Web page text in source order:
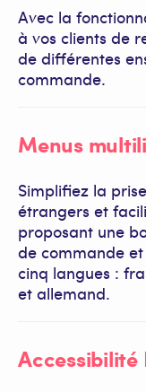
Avec la
à vos clients de
de différentes
commande.
Menus
Simplifiez la
étrangers et
proposant une
de commande
cinq langues :
et allemand.
Accessibilité